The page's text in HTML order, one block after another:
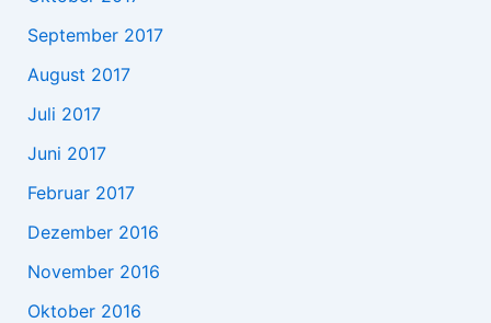
September 2017
August 2017
Juli 2017
Juni 2017
Februar 2017
Dezember 2016
November 2016
Oktober 2016